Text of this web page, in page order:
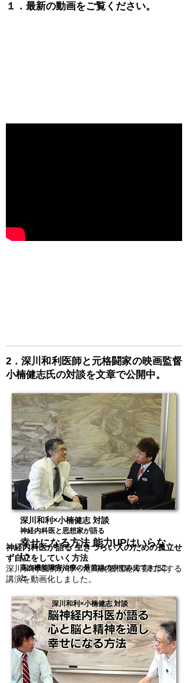
１．最新の動画をご覧ください。
2．深川和利医師と元格闘家の映画監督
小楠健志氏の対談を文章で公開中。
深川和利×小楠健志 対談
神経内科医と思想家が語る
幸せになる方法 能力UPはいらな
い
高次機能障害治療の最前線の中でみえてきたこ
と
神経内科医が語る 生きづらい人のための孤立せ
ず自立をしていく方法
深川和利 医師が行った高次脳機能障害に関する
講演を動画化しました。
深川和利×小楠健志 対談